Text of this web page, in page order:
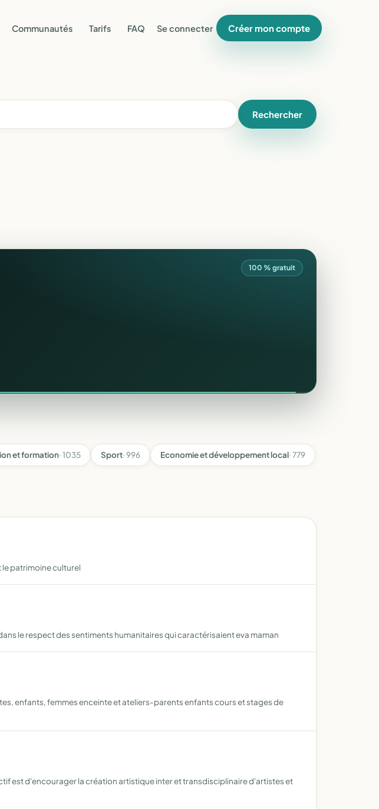
Communautés Tarifs FAQ Se connecter Créer mon compte
Rechercher
100 % gratuit
et formation· 1035 Sport· 996 Economie et développement local· 779
le patrimoine culturel
le respect des sentiments humanitaires qui caractérisaient eva maman
enfants, femmes enceinte et ateliers-parents enfants cours et stages de
est d'encourager la création artistique inter et transdisciplinaire d'artistes et